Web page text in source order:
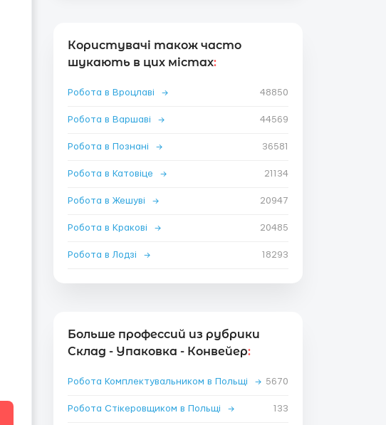
Користувачі також часто
шукають в цих містах:
Робота в Вроцлаві → 48850
Робота в Варшаві → 44569
Робота в Познані → 36581
Робота в Катовіце → 21134
Робота в Жешуві → 20947
Робота в Кракові → 20485
Робота в Лодзі → 18293
Больше профессий из рубрики
Склад - Упаковка - Конвейер:
Робота Комплектувальником в Польщі → 5670
Робота Стікеровщиком в Польщі → 133